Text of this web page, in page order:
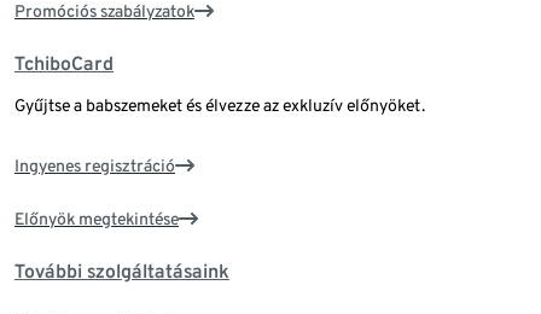
Promóciós szabályzatok
TchiboCard
Gyűjtse a babszemeket és élvezze az exkluzív előnyöket.
Ingyenes regisztráció
Előnyök megtekintése
További szolgáltatásaink